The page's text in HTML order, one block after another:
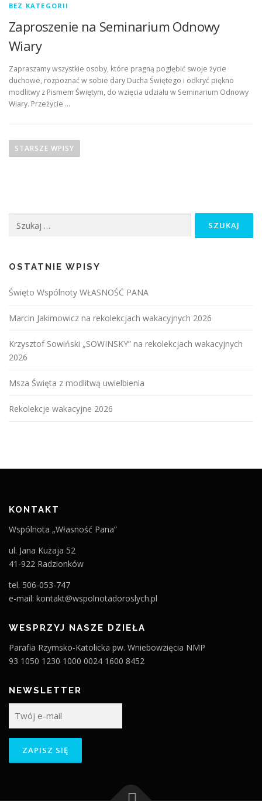
BEZ KATEGORII
Zaproszenie na Seminarium Odnowy
Wiary
Zapraszamy wszystkie osoby, które pragną pogłębić swoje życie
duchowe, rozpoznać w sobie dary Ducha Świętego i odkryć piękno
modlitwy z Pismem Świętym, do wzięcia udziału w Seminarium Odnowy
Wiary. Przeżycie …
a
p
o
w
p
s
a
h
STARSZE WPISY
OSTATNIE WPISY
Święto Wspólnoty WŁASNOŚĆ PANA
Marcin Jakimowicz na rekolekcjach wakacyjnych 2026
Krzysztof Sowiński „SOWINSKY” na rekolekcjach wakacyjnych
2026
Msza Święta z modlitwą uwielbienia
Rekolekcje wakacyjne 2026
KONTAKT
Wspólnota „Własność Pana”
ul. Jana Kużaja 52
41-922 Radzionków
tel. 506-053-747
e-mail: kontakt@wspolnotadoroslych.pl
WESPRZYJ NASZE DZIEŁA
Parafia Rzymsko-Katolicka pw. Wniebowzięcia NMP
93 1050 1230 1000 0024 1600 8452
NEWSLETTER